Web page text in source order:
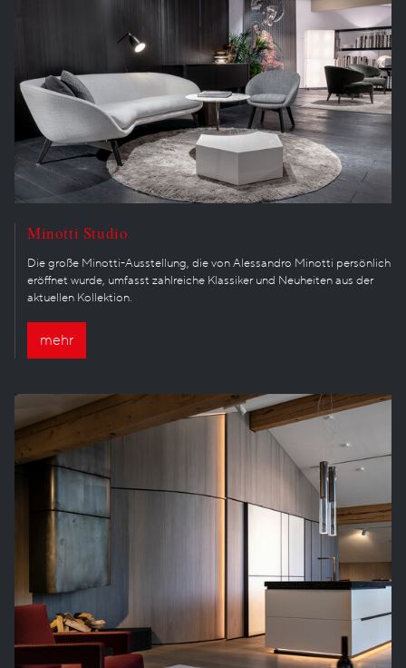
Minotti Studio
Die große Minotti-Ausstellung, die von Alessandro Minotti persönlich
eröffnet wurde, umfasst zahlreiche Klassiker und Neuheiten aus der
aktuellen Kollektion.
mehr